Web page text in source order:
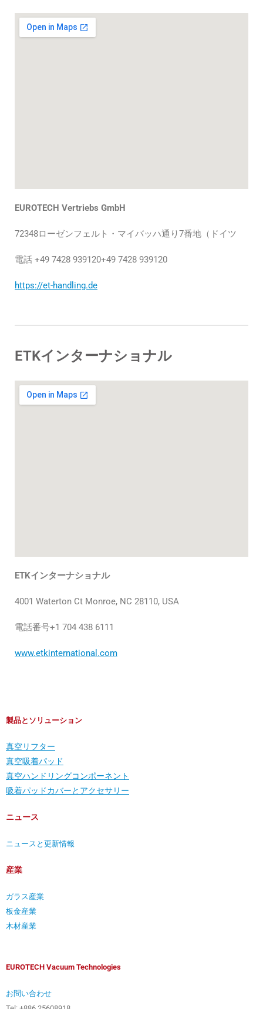
EUROTECH Vertriebs GmbH
72348ローゼンフェルト・マイバッハ通り7番地（ドイツ
電話 +49 7428 939120+49 7428 939120
https://et-handling.de
ETKインターナショナル
ETKインターナショナル
4001 Waterton Ct Monroe, NC 28110, USA
電話番号+1 704 438 6111
www.etkinternational.com
製品とソリューション
真空リフター
真空吸着パッド
真空ハンドリングコンポーネント
吸着パッドカバーとアクセサリー
ニュース
ニュースと更新情報
産業
ガラス産業
板金産業
木材産業
EUROTECH Vacuum Technologies
お問い合わせ